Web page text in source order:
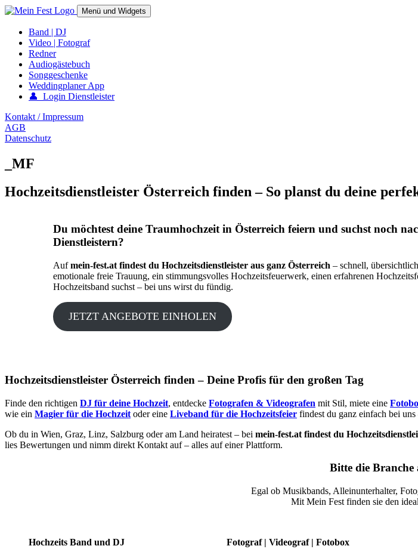
Springe
Inhalt
mein-fest.at – Band / Fotograf für Hochzeit oder Fest buchen!
Menü und Widgets
Band | DJ
Video | Fotograf
Redner
Audiogästebuch
Songgeschenke
Weddingplaner App
👤 Login Dienstleister
Kontakt / Impressum
AGB
Datenschutz
_MF
Hochzeitsdienstleister Österreich finden – So planst du deine
Du möchtest deine Traumhochzeit in Österreich feiern und suchst noch
Dienstleistern?
Aufmein-fest.at findest du Hochzeitsdienstleister aus ganz Österreich – schnell,
emotionale freie Trauung, ein stimmungsvolles Hochzeitsfeuerwerk, einen erfahrenen
Hochzeitsband suchst – bei uns wirst du fündig.
JETZT ANGEBOTE EINHOLEN
Hochzeitsdienstleister Österreich finden – Deine Profis für den großen Tag
Finde den richtigen DJ für deine Hochzeit, entdecke Fotografen & Videografen mit Stil, miete eine
wie ein Magier für die Hochzeit oder eine Liveband für die Hochzeitsfeier findest du ganz einfach bei
Ob du in Wien, Graz, Linz, Salzburg oder am Land heiratest – bei mein-fest.at findest du
lies Bewertungen und nimm direkt Kontakt auf – alles auf einer Plattform.
Bitte die Branche
Egal ob Musikbands, Alleinunterhalter,
Mit Mein Fest finden sie den
Hochzeits Band und DJ Fotograf | Videograf | Fotobox